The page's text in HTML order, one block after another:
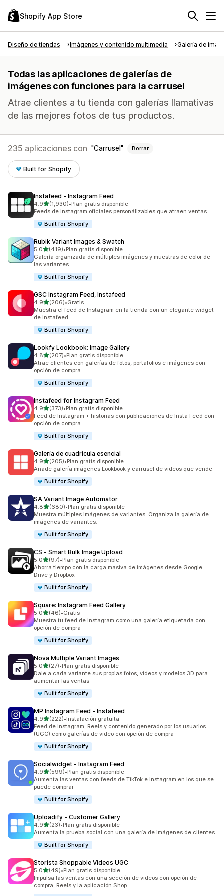
Shopify App Store
Diseño de tiendas Imágenes y contenido multimedia Galería de
Todas las aplicaciones de galerías de
imágenes con funciones para la carrusel
Atrae clientes a tu tienda con galerías llamativas
de las mejores fotos de tus productos.
235 aplicaciones con Carrusel Borrar
Built for Shopify
Instafeed ‑ Instagram Feed
4.9de 5 estrellas
(1,930)
1930 reseñas en total
•Plan gratis disponible
Feeds de Instagram oficiales personálizables que atraen ventas
Built for Shopify
Rubik Variant Images & Swatch
5.0de 5 estrellas
(419)
419 reseñas en total
•Plan gratis disponible
Galería organizada de múltiples imágenes y muestras de color de
las variantes
Built for Shopify
GSC Instagram Feed, Instafeed
4.9de 5 estrellas
(206)
206 reseñas en total
•Gratis
Muestra el feed de Instagram en la tienda con un elegante widget
de Instafeed
Built for Shopify
Lookfy Lookbook: Image Gallery
4.8de 5 estrellas
(207)
207 reseñas en total
•Plan gratis disponible
Atrae clientes con galerías de fotos, portafolios e imágenes con
opción de compra
Built for Shopify
Instafeed for Instagram Feed
4.9de 5 estrellas
(373)
373 reseñas en total
•Plan gratis disponible
Feed de Instagram + historias con publicaciones de Insta Feed con
opción de compra
Built for Shopify
Galería de cuadrícula esencial
4.9de 5 estrellas
(205)
205 reseñas en total
•Plan gratis disponible
Añade galería imágenes Lookbook y carrusel de videos que vende
Built for Shopify
SA Variant Image Automator
4.8de 5 estrellas
(680)
680 reseñas en total
•Plan gratis disponible
Muestra múltiples imágenes de variantes. Organiza la galería de
imágenes de variantes.
Built for Shopify
CS ‑ Smart Bulk Image Upload
5.0de 5 estrellas
(97)
97 reseñas en total
•Plan gratis disponible
Ahorra tiempo con la carga masiva de imágenes desde Google
Drive y Dropbox
Built for Shopify
Square: Instagram Feed Gallery
5.0de 5 estrellas
(46)
46 reseñas en total
•Gratis
Muestra tu feed de Instagram como una galería etiquetada con
opción de compra
Built for Shopify
Nova Multiple Variant Images
5.0de 5 estrellas
(27)
27 reseñas en total
•Plan gratis disponible
Dale a cada variante sus propias fotos, videos y modelos 3D para
aumentar las ventas
Built for Shopify
MP Instagram Feed ‑ Instafeed
4.9de 5 estrellas
(222)
222 reseñas en total
•Instalación gratuita
Feed de Instagram, Reels y contenido generado por los usuarios
(UGC) como galerías de video con opción de compra
Built for Shopify
Socialwidget ‑ Instagram Feed
4.9de 5 estrellas
(599)
599 reseñas en total
•Plan gratis disponible
Aumenta las ventas con feeds de TikTok e Instagram en los que se
puede comprar
Built for Shopify
Uploadify ‑ Customer Gallery
4.9de 5 estrellas
(23)
23 reseñas en total
•Plan gratis disponible
Aumenta la prueba social con una galería de imágenes de clientes
Built for Shopify
Storista Shoppable Videos UGC
5.0de 5 estrellas
(49)
49 reseñas en total
•Plan gratis disponible
Impulsa las ventas con una sección de videos con opción de
compra, Reels y la aplicación Shop